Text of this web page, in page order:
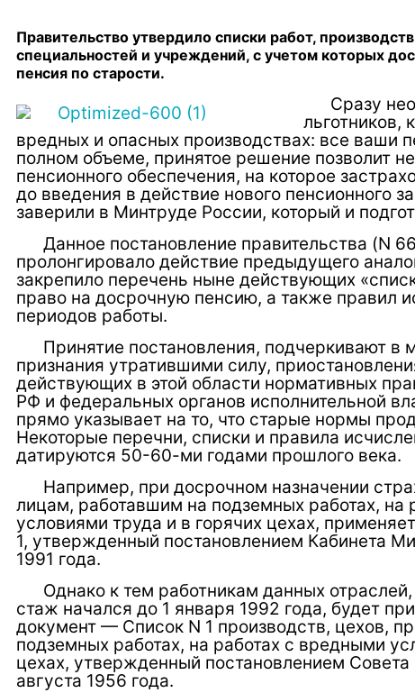
Правительство утвердило списки работ,
специальностей и учреждений, с учетом которых
пенсия по старости.
Сразу
льготников,
вредных и опасных производствах: все ваши
полном объеме, принятое решение позволит
пенсионного обеспечения, на которое
до введения в действие нового пенсионного
заверили в Минтруде России, который и
Данное постановление правительства (N
пролонгировало действие предыдущего
закрепило перечень ныне действующих
право на досрочную пенсию, а также правил
периодов работы.
Принятие постановления, подчеркивают в
признания утратившими силу,
действующих в этой области нормативных
РФ и федеральных органов исполнительной
прямо указывает на то, что старые нормы
Некоторые перечни, списки и правила
датируются 50-60-ми годами прошлого века.
Например, при досрочном назначении
лицам, работавшим на подземных работах, на
условиями труда и в горячих цехах,
1, утвержденный постановлением Кабинета
1991 года.
Однако к тем работникам данных
стаж начался до 1 января 1992 года, будет
документ — Список N 1 производств, цехов,
подземных работах, на работах с вредными
цехах, утвержденный постановлением
августа 1956 года.